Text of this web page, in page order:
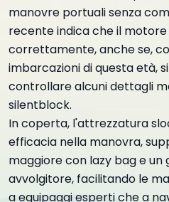
manovre portuali senza
recente indica che il motore
correttamente, anche se,
imbarcazioni di questa età,
controllare alcuni dettagli
silentblock.
In coperta, l'attrezzatura
efficacia nella manovra,
maggiore con lazy bag e un
avvolgitore, facilitando le
a equipaggi esperti che a